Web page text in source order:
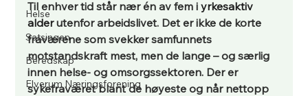
Helse
Satsingen
Beredskap
Elverum Næringsforening
Til enhver tid står nær én av fem i yrkesaktiv
alder utenfor arbeidslivet. Det er ikke de korte
fraværene som svekker samfunnets
motstandskraft mest, men de lange – og særlig
innen helse- og omsorgssektoren. Der er
sykefraværet blant de høyeste og når nettopp